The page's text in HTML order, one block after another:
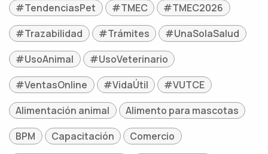
#TendenciasPet
#TMEC
#TMEC2026
#Trazabilidad
#Trámites
#UnaSolaSalud
#UsoAnimal
#UsoVeterinario
#VentasOnline
#VidaÚtil
#VUTCE
Alimentación animal
Alimento para mascotas
BPM
Capacitación
Comercio